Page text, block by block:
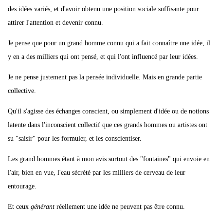
des idées variés, et d'avoir obtenu une position sociale suffisante pour
attirer l'attention et devenir connu.
Je pense que pour un grand homme connu qui a fait connaître une idée, il
y en a des milliers qui ont pensé, et qui l'ont influencé par leur idées.
Je ne pense justement pas la pensée individuelle. Mais en grande partie
collective.
Qu'il s'agisse des échanges conscient, ou simplement d'idée ou de notions
latente dans l'inconscient collectif que ces grands hommes ou artistes ont
su "saisir" pour les formuler, et les conscientiser.
Les grand hommes étant à mon avis surtout des "fontaines" qui envoie en
l'air, bien en vue, l'eau sécrété par les milliers de cerveau de leur
entourage.
Et ceux générant réellement une idée ne peuvent pas être connu.